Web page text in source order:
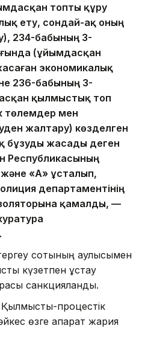
топты құру
ету, сондай-ақ оның
234-бабының 3-
(ұйымдасқан
экономикалық
236-бабының 3-
қылмыстық топ
төлемдер мен
жалтару) көзделген
бұзуды жасады деген
Республикасының
«А» ұсталып,
департаментінің
қамалды, —
сотының қаулысымен
күзетпен ұстау
санкцияланды.
процестік
өзге ақпарат жария